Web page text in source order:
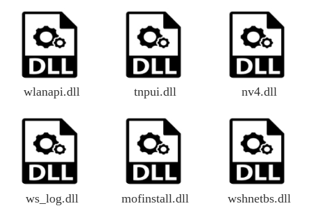
wlanapi.dll tnpui.dll nv4.dll
ws_log.dll mofinstall.dll wshnetbs.dll